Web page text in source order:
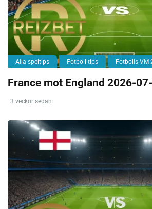
Alla speltips Fotboll tips Fotbolls-VM
France mot England 2026-
3 veckor sedan